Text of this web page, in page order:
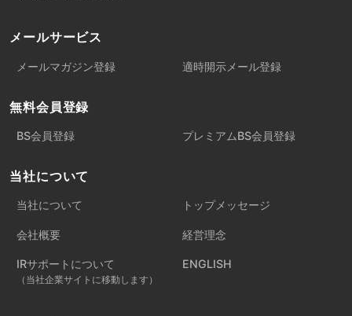
メールサービス
メールマガジン登録 適時開示メール登録
無料会員登録
BS会員登録 プレミアムBS会員登録
当社について
当社について トップメッセージ
会社概要 経営理念
IRサポートについて
（当社企業サイトに移動します）
ENGLISH